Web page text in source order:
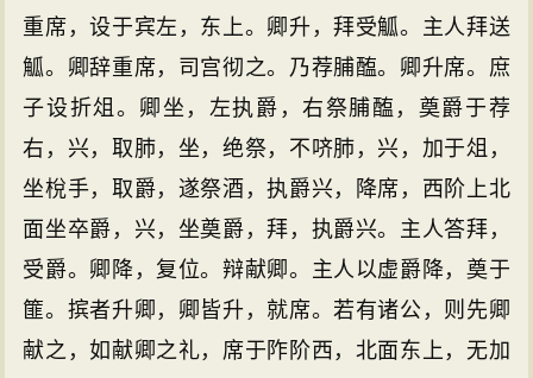
重席，设于宾左，东上。卿升，拜受觚。主人拜送
觚。卿辞重席，司宫彻之。乃荐脯醢。卿升席。庶
子设折俎。卿坐，左执爵，右祭脯醢，奠爵于荐
右，兴，取肺，坐，绝祭，不哜肺，兴，加于俎，
坐梲手，取爵，遂祭酒，执爵兴，降席，西阶上北
面坐卒爵，兴，坐奠爵，拜，执爵兴。主人答拜，
受爵。卿降，复位。辩献卿。主人以虚爵降，奠于
篚。摈者升卿，卿皆升，就席。若有诸公，则先卿
献之，如献卿之礼，席于阼阶西，北面东上，无加